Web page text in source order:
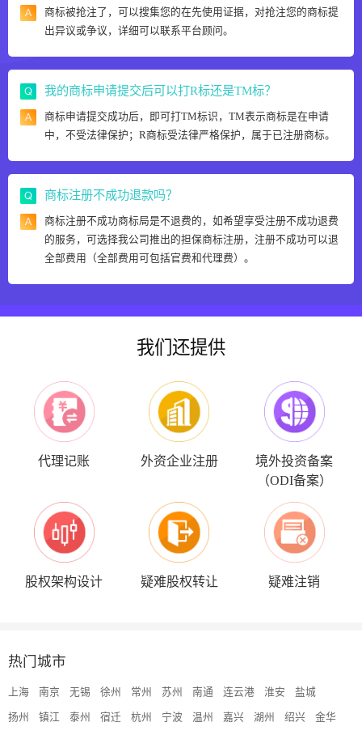
商标被抢注了，可以搜集您的在先使用证据，对抢注您的商标提
出异议或争议，详细可以联系平台顾问。
我的商标申请提交后可以打R标还是TM标？
商标申请提交成功后，即可打TM标识，TM表示商标是在申请
中，不受法律保护；R商标受法律严格保护，属于已注册商标。
商标注册不成功退款吗？
商标注册不成功商标局是不退费的，如希望享受注册不成功退费
的服务，可选择我公司推出的担保商标注册，注册不成功可以退
全部费用（全部费用可包括官费和代理费）。
我们还提供
代理记账 外资企业注册
境外投资备案
（ODI备案）
股权架构设计 疑难股权转让 疑难注销
热门城市
上海 南京 无锡 徐州 常州 苏州 南通 连云港 淮安 盐城
扬州 镇江 泰州 宿迁 杭州 宁波 温州 嘉兴 湖州 绍兴 金华